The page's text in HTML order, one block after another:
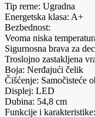
Tip rerne: Ugradna
Energetska klasa: A+
Bezbednost:
Veoma niska
Sigurnosna brava za
Troslojno zastakljena
Boja: Nerđajući čelik
Čišćenje: Samočisteće
Displej: LED
Dubina: 54,8 cm
Funkcije i